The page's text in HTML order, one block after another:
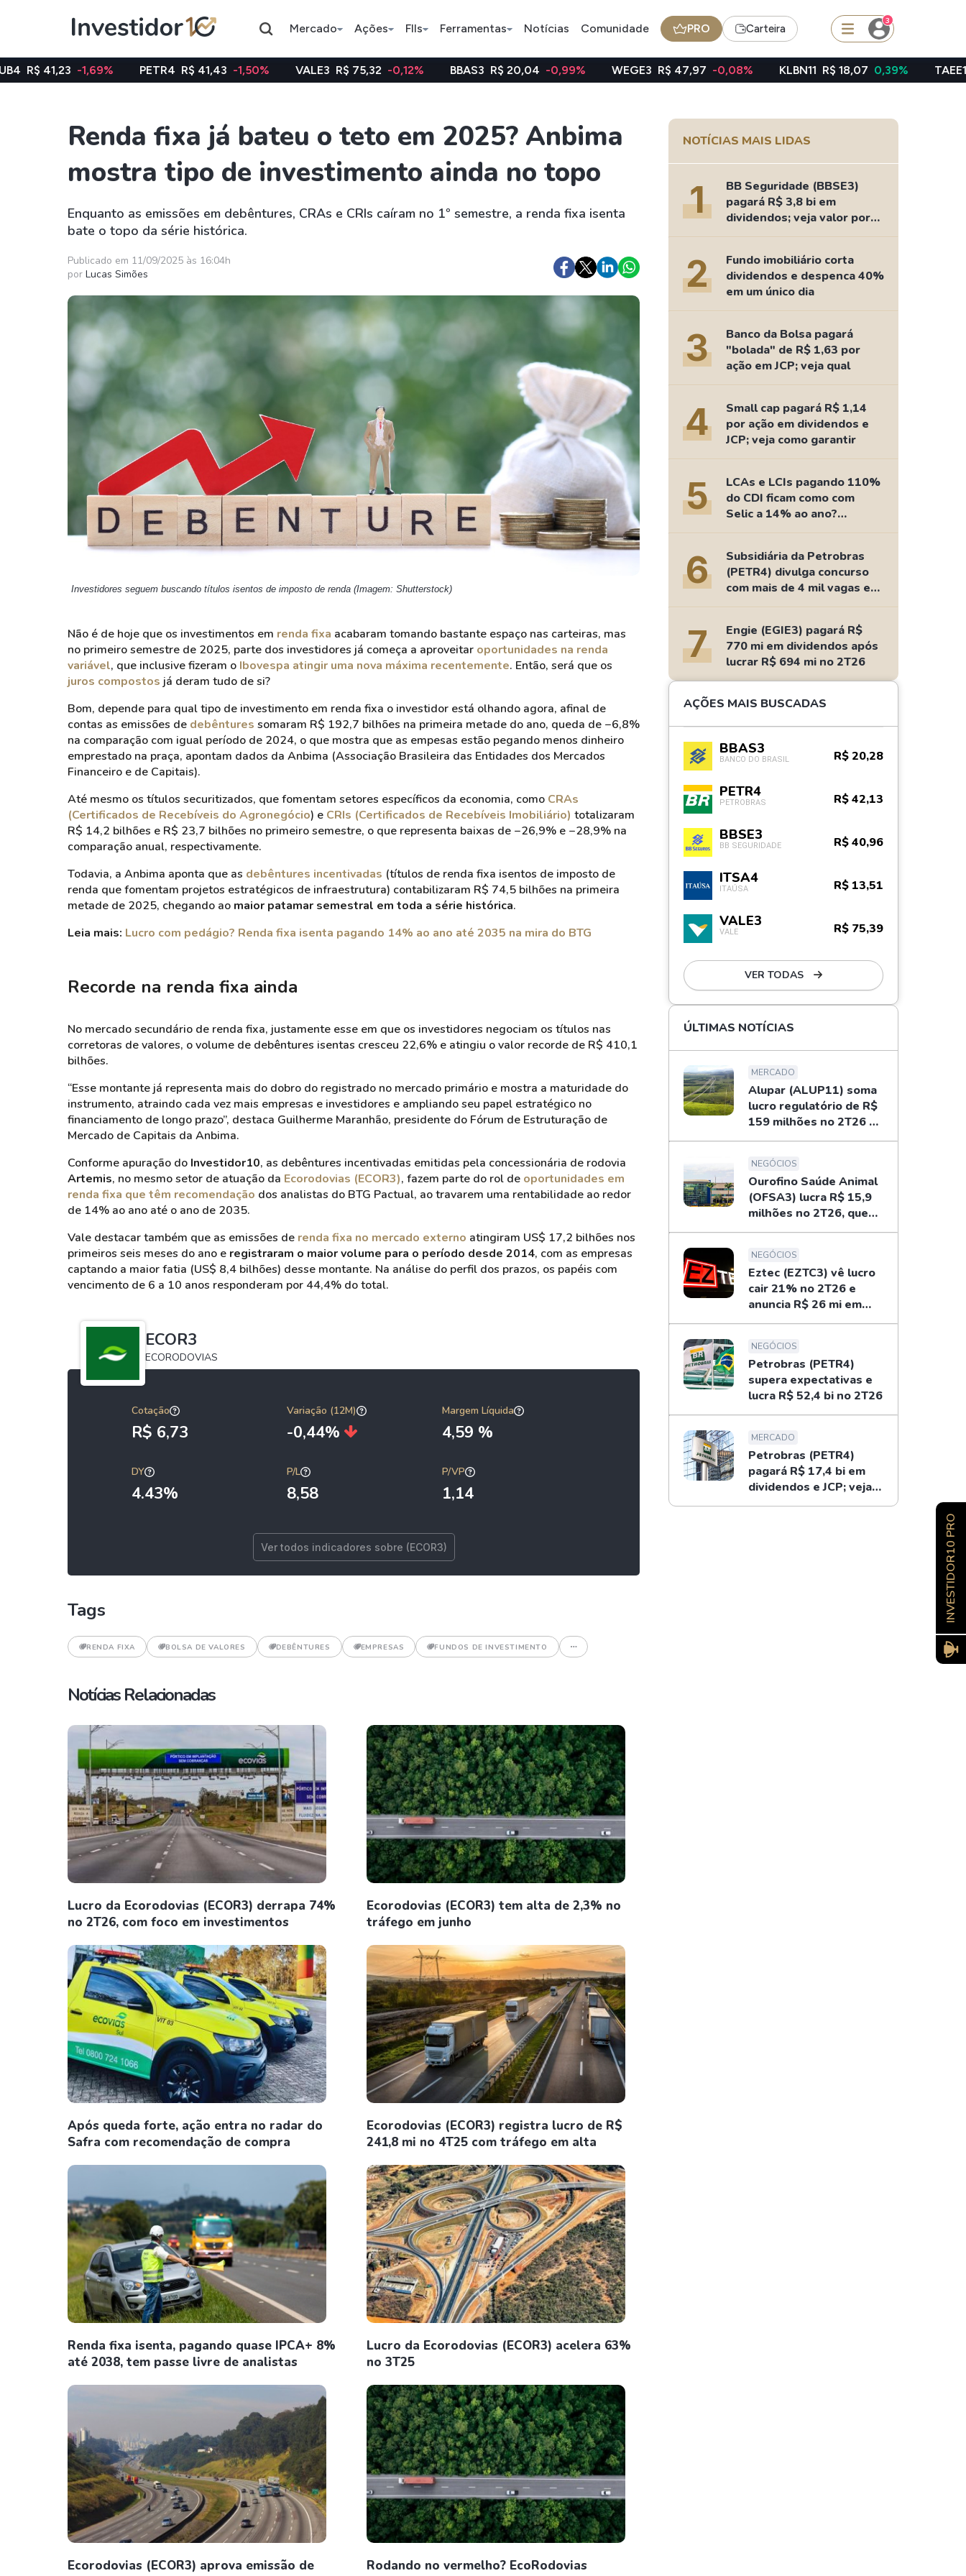
Mercado Ações FIIs Ferramentas Notícias Comunidade PRO Carteira
3
Assuntos do momento
Índice
Ibovespa
Ação
Petrobras
Ação
Bradesco
BDR
JBS Dividendos
Ações
Taesa
Itausa
Weg
Petrobrás
Ver todos
FIIs
XPML11
XPLG11
KNCR11
Ver todos
HASH11
GOLD11
XINA11
Amazon
Coca-Cola
Ver todos
Criptomoedas
Bitcoin
Ethereum
Binance Coin - BNB
Dogecoin
Cardano
Ver todos
Ideias
Agenda de Dividendos
Radar do Dividendo Inteligente
As Ações Mais Buscadas
Guia do Iniciante
-1,69% PETR4 R$ 41,43 -1,50% VALE3 R$ 75,32 -0,12% BBAS3 R$ 20,04 -0,99% WEGE3 R$ 47,97 -0,08% KLBN11 R$ 18,07 0,39% TAEE11 R$ 39,22 -
Renda fixa já bateu o teto em 2025? Anbima
mostra tipo de investimento ainda no topo
Enquanto as emissões em debêntures, CRAs e CRIs caíram no 1º semestre, a renda fixa isenta
bate o topo da série histórica.
Publicado em 11/09/2025 às 16:04h
por Lucas Simões
Investidores seguem buscando títulos isentos de imposto de renda (Imagem: Shutterstock)
Não é de hoje que os investimentos em renda fixa acabaram tomando bastante espaço nas carteiras, mas
no primeiro semestre de 2025, parte dos investidores já começa a aproveitar oportunidades na renda
variável, que inclusive fizeram o Ibovespa atingir uma nova máxima recentemente. Então, será que os
juros compostos já deram tudo de si?
Bom, depende para qual tipo de investimento em renda fixa o investidor está olhando agora, afinal de
contas as emissões de debêntures somaram R$ 192,7 bilhões na primeira metade do ano, queda de −6,8%
na comparação com igual período de 2024, o que mostra que as empesas estão pegando menos dinheiro
emprestado na praça, apontam dados da Anbima (Associação Brasileira das Entidades dos Mercados
Financeiro e de Capitais).
Até mesmo os títulos securitizados, que fomentam setores específicos da economia, como CRAs
(Certificados de Recebíveis do Agronegócio) e CRIs (Certificados de Recebíveis Imobiliário) totalizaram
R$ 14,2 bilhões e R$ 23,7 bilhões no primeiro semestre, o que representa baixas de −26,9% e −28,9% na
comparação anual, respectivamente.
Todavia, a Anbima aponta que as debêntures incentivadas (títulos de renda fixa isentos de imposto de
renda que fomentam projetos estratégicos de infraestrutura) contabilizaram R$ 74,5 bilhões na primeira
metade de 2025, chegando ao maior patamar semestral em toda a série histórica.
Leia mais: Lucro com pedágio? Renda fixa isenta pagando 14% ao ano até 2035 na mira do BTG
Recorde na renda fixa ainda
No mercado secundário de renda fixa, justamente esse em que os investidores negociam os títulos nas
corretoras de valores, o volume de debêntures isentas cresceu 22,6% e atingiu o valor recorde de R$ 410,1
bilhões.
“Esse montante já representa mais do dobro do registrado no mercado primário e mostra a maturidade do
instrumento, atraindo cada vez mais empresas e investidores e ampliando seu papel estratégico no
financiamento de longo prazo”, destaca Guilherme Maranhão, presidente do Fórum de Estruturação de
Mercado de Capitais da Anbima.
Conforme apuração do Investidor10, as debêntures incentivadas emitidas pela concessionária de rodovia
Artemis, no mesmo setor de atuação da Ecorodovias (ECOR3), fazem parte do rol de oportunidades em
renda fixa que têm recomendação dos analistas do BTG Pactual, ao travarem uma rentabilidade ao redor
de 14% ao ano até o ano de 2035.
Vale destacar também que as emissões de renda fixa no mercado externo atingiram US$ 17,2 bilhões nos
primeiros seis meses do ano e registraram o maior volume para o período desde 2014, com as empresas
captando a maior fatia (US$ 8,4 bilhões) desse montante. Na análise do perfil dos prazos, os papéis com
vencimento de 6 a 10 anos responderam por 44,4% do total.
ECOR3
ECORODOVIAS
Cotação
R$ 6,73
Variação (12M)
-0,44%
Margem Líquida
4,59 %
DY
4.43%
P/L
8,58
P/VP
1,14
Ver todos indicadores sobre (ECOR3)
Tags
RENDA FIXA BOLSA DE VALORES DEBÊNTURES EMPRESAS FUNDOS DE INVESTIMENTO
Notícias Relacionadas
Lucro da Ecorodovias (ECOR3) derrapa 74%
no 2T26, com foco em investimentos
Ecorodovias (ECOR3) tem alta de 2,3% no
tráfego em junho
Após queda forte, ação entra no radar do
Safra com recomendação de compra
Ecorodovias (ECOR3) registra lucro de R$
241,8 mi no 4T25 com tráfego em alta
Renda fixa isenta, pagando quase IPCA+ 8%
até 2038, tem passe livre de analistas
Lucro da Ecorodovias (ECOR3) acelera 63%
no 3T25
Ecorodovias (ECOR3) aprova emissão de
Rodando no vermelho? EcoRodovias
NOTÍCIAS MAIS LIDAS
1
BB Seguridade (BBSE3)
pagará R$ 3,8 bi em
dividendos; veja valor por
ação
2
Fundo imobiliário corta
dividendos e despenca 40%
em um único dia
3
Banco da Bolsa pagará
"bolada" de R$ 1,63 por
ação em JCP; veja qual
4
Small cap pagará R$ 1,14
por ação em dividendos e
JCP; veja como garantir
5
LCAs e LCIs pagando 110%
do CDI ficam como com
Selic a 14% ao ano?
Fizemos as contas
6
Subsidiária da Petrobras
(PETR4) divulga concurso
com mais de 4 mil vagas e
salários de até R$ 15 mil
7
Engie (EGIE3) pagará R$
770 mi em dividendos após
lucrar R$ 694 mi no 2T26
AÇÕES MAIS BUSCADAS
BBAS3
BANCO DO BRASIL R$ 20,28
PETR4
PETROBRAS R$ 42,13
BBSE3
BB SEGURIDADE R$ 40,96
ITSA4
ITAÚSA R$ 13,51
VALE3
VALE R$ 75,39
VER TODAS
ÚLTIMAS NOTÍCIAS
MERCADO
Alupar (ALUP11) soma
lucro regulatório de R$
159 milhões no 2T26 e
libera dividendos
NEGÓCIOS
Ourofino Saúde Animal
(OFSA3) lucra R$ 15,9
milhões no 2T26, queda
de 33%
NEGÓCIOS
Eztec (EZTC3) vê lucro
cair 21% no 2T26 e
anuncia R$ 26 mi em
dividendos
NEGÓCIOS
Petrobras (PETR4)
supera expectativas e
lucra R$ 52,4 bi no 2T26
MERCADO
Petrobras (PETR4)
pagará R$ 17,4 bi em
dividendos e JCP; veja
como receber
INVESTIDOR10 PRO